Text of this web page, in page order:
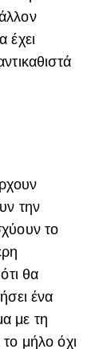
έχει
την
το
θα
ένα
με τη
μήλο όχι